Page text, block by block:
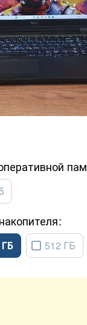
512 ГБ